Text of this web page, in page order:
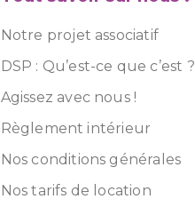
Notre projet associatif
DSP : Qu’est-ce que c’est ?
Agissez avec nous !
Règlement intérieur
Nos conditions générales
Nos tarifs de location